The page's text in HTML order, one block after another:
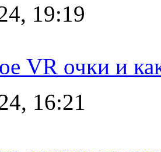
19:19
VR очки и
16:21